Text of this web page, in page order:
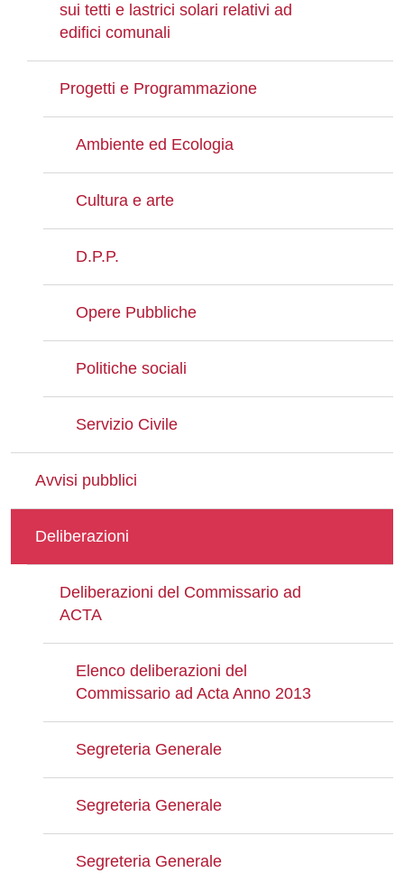
sui tetti e lastrici solari relativi ad
edifici comunali
Progetti e Programmazione
Ambiente ed Ecologia
Cultura e arte
D.P.P.
Opere Pubbliche
Politiche sociali
Servizio Civile
Avvisi pubblici
Deliberazioni
Deliberazioni del Commissario ad
ACTA
Elenco deliberazioni del
Commissario ad Acta Anno 2013
Segreteria Generale
Segreteria Generale
Segreteria Generale